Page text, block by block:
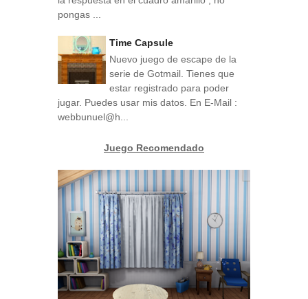
pongas ...
Time Capsule
Nuevo juego de escape de la
serie de Gotmail. Tienes que
estar registrado para poder
jugar. Puedes usar mis datos. En E-Mail :
webbunuel@h...
Juego Recomendado